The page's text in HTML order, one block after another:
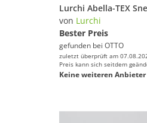
von Lurchi
Bester Preis
gefunden bei OTTO
zuletzt überprüft am
Preis kann sich seitdem
Keine weiteren Anbieter